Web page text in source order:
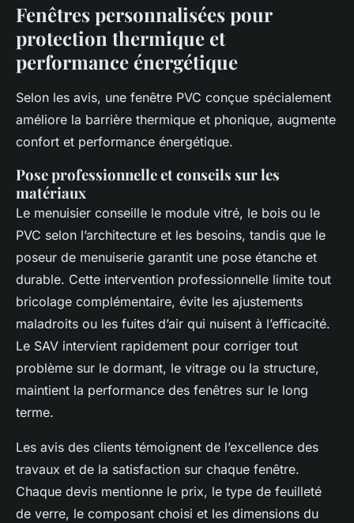
Fenêtres personnalisées pour
protection thermique et
performance énergétique
Selon les avis, une fenêtre PVC conçue spécialement
améliore la barrière thermique et phonique, augmente
confort et performance énergétique.
Pose professionnelle et conseils sur les
matériaux
Le menuisier conseille le module vitré, le bois ou le
PVC selon l’architecture et les besoins, tandis que le
poseur de menuiserie garantit une pose étanche et
durable. Cette intervention professionnelle limite tout
bricolage complémentaire, évite les ajustements
maladroits ou les fuites d’air qui nuisent à l’efficacité.
Le SAV intervient rapidement pour corriger tout
problème sur le dormant, le vitrage ou la structure,
maintient la performance des fenêtres sur le long
terme.
Les avis des clients témoignent de l’excellence des
travaux et de la satisfaction sur chaque fenêtre.
Chaque devis mentionne le prix, le type de feuilleté
de verre, le composant choisi et les dimensions du